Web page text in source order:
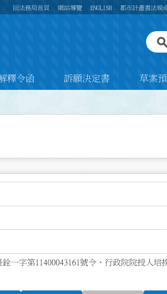
回法務局首頁 網站導覽 ENGLISH 都市計畫書法規
釋令函 訴願決定書 草案
一字第11400043161號令、行政院院授人培